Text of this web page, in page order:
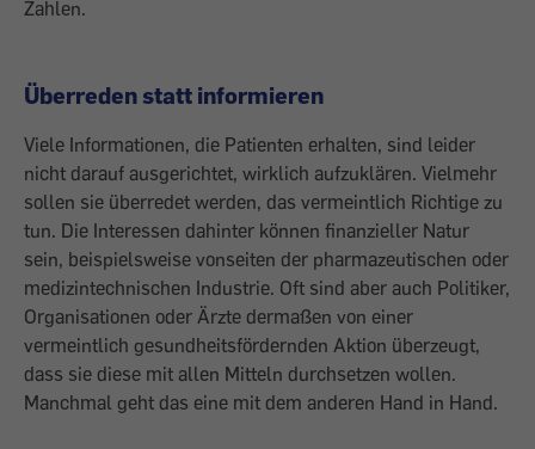
Zahlen.
Überreden statt informieren
Viele Informationen, die Patienten erhalten, sind leider
nicht darauf ausgerichtet, wirklich aufzuklären. Vielmehr
sollen sie überredet werden, das vermeintlich Richtige zu
tun. Die Interessen dahinter können finanzieller Natur
sein, beispielsweise vonseiten der pharmazeutischen oder
medizintechnischen Industrie. Oft sind aber auch Politiker,
Organisationen oder Ärzte dermaßen von einer
vermeintlich gesundheitsfördernden Aktion überzeugt,
dass sie diese mit allen Mitteln durchsetzen wollen.
Manchmal geht das eine mit dem anderen Hand in Hand.